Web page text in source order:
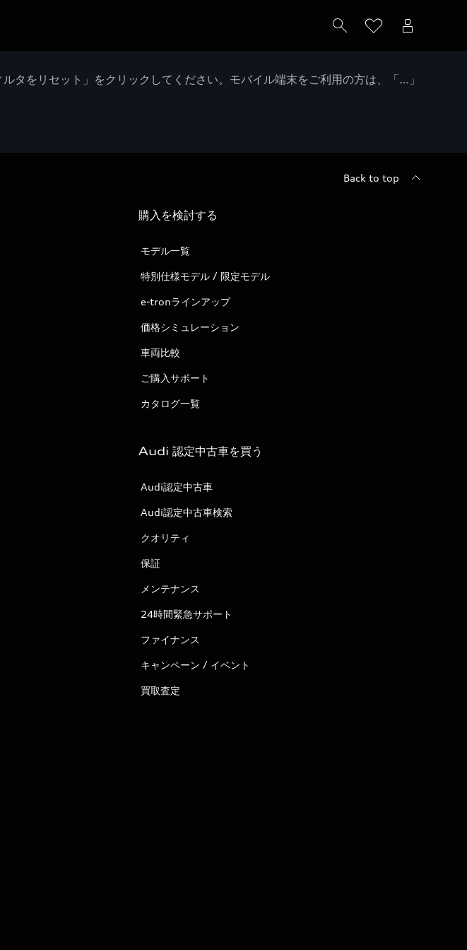
をリセット」をクリックしてください。モバイル端末をご利用の方は、「…」
Back to top
購入を検討する
モデル一覧
特別仕様モデル / 限定モデル
e-tronラインアップ
価格シミュレーション
車両比較
ご購入サポート
カタログ一覧
Audi 認定中古車を買う
Audi認定中古車
Audi認定中古車検索
クオリティ
保証
メンテナンス
24時間緊急サポート
ファイナンス
キャンペーン / イベント
買取査定